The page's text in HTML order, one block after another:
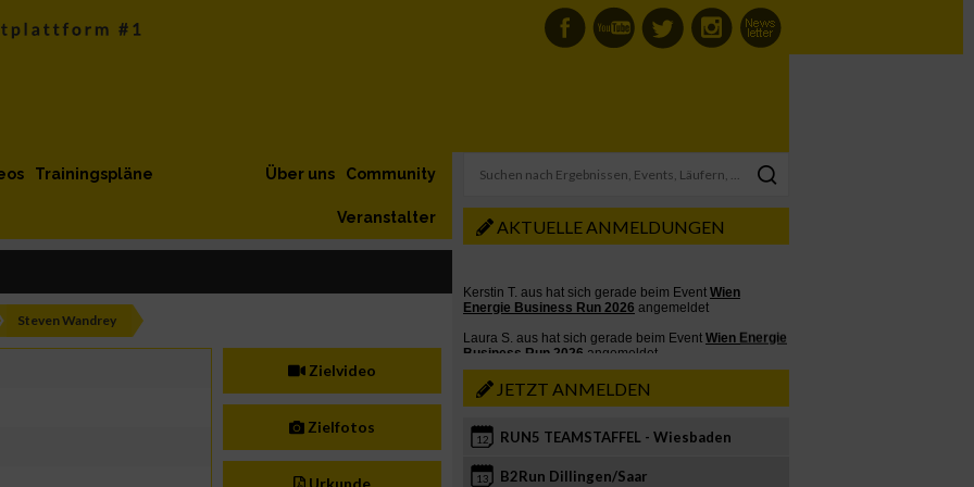
Trainingspläne Community
Über uns
Veranstalter
Steven Wandrey
Zielvideo
Zielfotos
Urkunde
AKTUELLE ANMELDUNGEN
JETZT ANMELDEN
12 RUN5 TEAMSTAFFEL - Wiesbaden
13 B2Run Dillingen/Saar